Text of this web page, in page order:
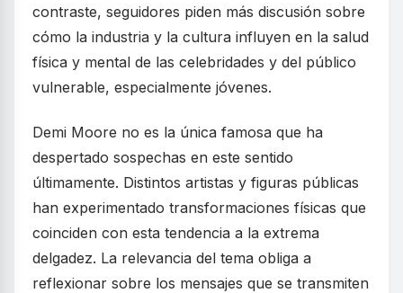
contraste, seguidores piden más discusión sobre
cómo la industria y la cultura influyen en la salud
física y mental de las celebridades y del público
vulnerable, especialmente jóvenes.
Demi Moore no es la única famosa que ha
despertado sospechas en este sentido
últimamente. Distintos artistas y figuras públicas
han experimentado transformaciones físicas que
coinciden con esta tendencia a la extrema
delgadez. La relevancia del tema obliga a
reflexionar sobre los mensajes que se transmiten